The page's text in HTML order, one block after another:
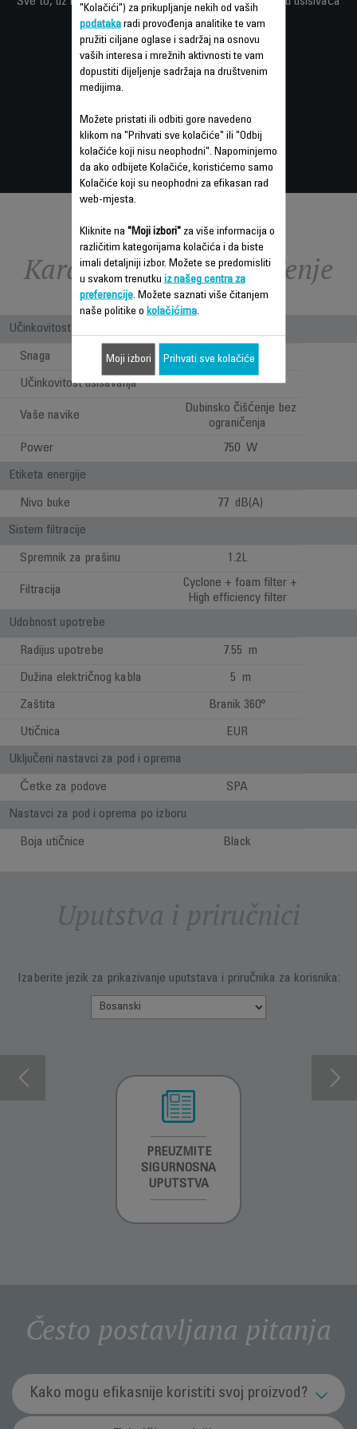
bez vrećice.
Karakteristike - Poređenje
Učinkovitost
Snaga 750 W
Učinkovitost usisavanja ***
Vaše navike
Dubinsko čišćenje bez
ograničenja
Power
750 W
Etiketa energije
Nivo buke 77 dB(A)
Sistem filtracije
Spremnik za prašinu 1.2L
Filtracija
Cyclone + foam filter +
High efficiency filter
Udobnost upotrebe
Radijus upotrebe 7.55 m
Dužina električnog kabla 5 m
Zaštita Branik 360°
Utičnica EUR
Uključeni nastavci za pod i oprema
Četke za podove SPA
Nastavci za pod i oprema po izboru
Boja utičnice Black
Uputstva i priručnici
Izaberite jezik za prikazivanje uputstava i priručnika za korisnika:
PREUZMITE
SIGURNOSNA
UPUTSTVA
Često postavljana pitanja
Kako mogu efikasnije koristiti svoj proizvod?
"Kolačići") za prikupljanje nekih od vaših
podatakaradi provođenja analitike te vam
pružiti ciljane oglase i sadržaj na osnovu
vaših interesa i mrežnih aktivnosti te vam
dopustiti dijeljenje sadržaja na društvenim
medijima.
Možete pristati ili odbiti gore navedeno
klikom na "Prihvati sve kolačiće" ili "Odbij
kolačiće koji nisu neophodni". Napominjemo
da ako odbijete Kolačiće, koristićemo samo
Kolačiće koji su neophodni za efikasan rad
web-mjesta.
Kliknite na "Moji izbori"za više informacija o
različitim kategorijama kolačića i da biste
imali detaljniji izbor. Možete se predomisliti
u svakom trenutku iz našeg centra za
preferencije. Možete saznati više čitanjem
naše politike o kolačićima.
Moji izbori Prihvati sve kolačiće